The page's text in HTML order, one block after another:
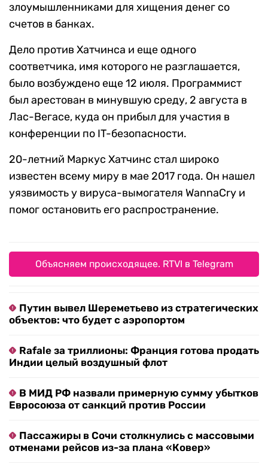
злоумышленниками для хищения денег со
счетов в банках.
Дело против Хатчинса и еще одного
соответчика, имя которого не разглашается,
было возбуждено еще 12 июля. Программист
был арестован в минувшую среду, 2 августа в
Лас-Вегасе, куда он прибыл для участия в
конференции по IT-безопасности.
20-летний Маркус Хатчинс стал широко
известен всему миру в мае 2017 года. Он нашел
уязвимость у вируса-вымогателя WannaCry и
помог остановить его распространение.
Объясняем происходящее. RTVI в Telegram
Путин вывел Шереметьево из стратегических
объектов: что будет с аэропортом
Rafale за триллионы: Франция готова продать
Индии целый воздушный флот
В МИД РФ назвали примерную сумму убытков
Евросоюза от санкций против России
Пассажиры в Сочи столкнулись с массовыми
отменами рейсов из-за плана «Ковер»